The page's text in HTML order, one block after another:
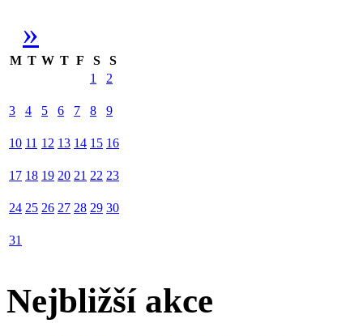
»
M T W T F S
S
1
2
3 4 5 6 7 8 9
10 11 12 13 14 15 16
17 18 19 20 21 22 23
24 25 26 27 28 29 30
31
Nejbližší akce